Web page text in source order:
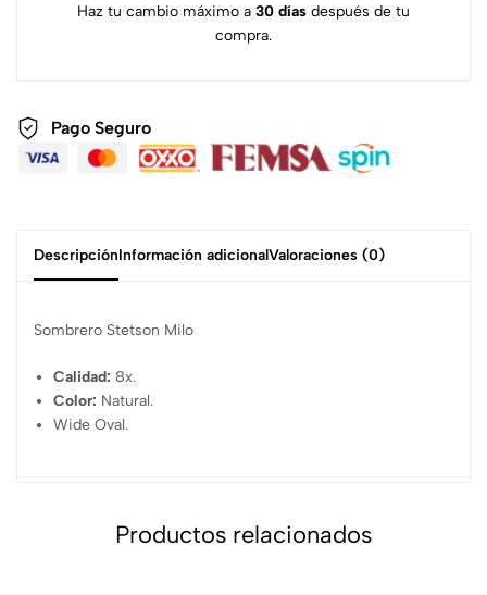
Haz tu cambio máximo a 30 días después de tu
compra.
Pago Seguro
DescripciónInformación adicionalValoraciones (0)
Sombrero Stetson Milo
Calidad: 8x.
Color: Natural.
Wide Oval.
Productos relacionados